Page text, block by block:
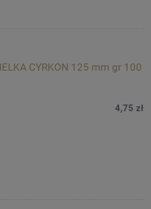
CYRKON 125 mm gr 100
4,75 zł